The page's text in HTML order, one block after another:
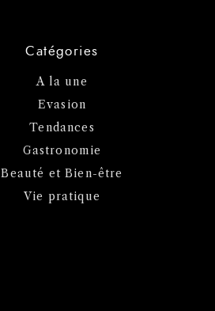
Catégories
A la une
Evasion
Tendances
Gastronomie
Beauté et Bien-être
Vie pratique